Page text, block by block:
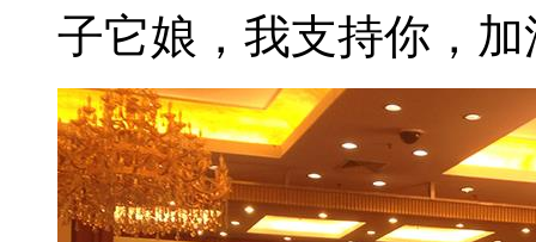
子它娘，我支持你，加